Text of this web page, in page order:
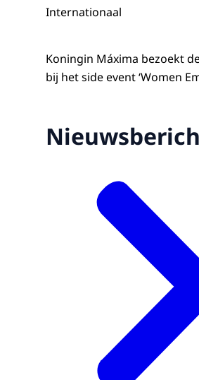
Internationaal
Koningin Máxima bezoekt
bij het side event ‘Women